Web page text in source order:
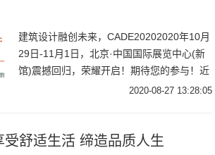
建筑设计融创未来，CADE20202020年10月
29日-11月1日，北京·中国国际展览中心(新
馆)震撼回归，荣耀开启！期待您的参与！近
日，中国建筑学会建会秘[2020-08-27 13:28:05
舒适生活 缔造品质人生